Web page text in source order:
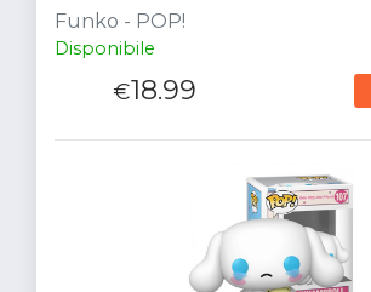
Funko - POP!
Disponibile
€18.99